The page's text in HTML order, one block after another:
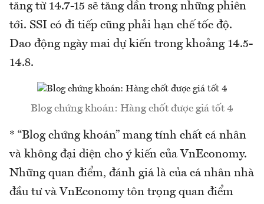
tăng từ 14.7-15 sẽ tăng dần trong những phiên
tới. SSI có đi tiếp cũng phải hạn chế tốc độ.
Dao động ngày mai dự kiến trong khoảng 14.5-
14.8.
Blog chứng khoán: Hàng chốt được giá tốt 4
* “Blog chứng khoán” mang tính chất cá nhân
và không đại diện cho ý kiến của VnEconomy.
Những quan điểm, đánh giá là của cá nhân nhà
đầu tư và VnEconomy tôn trọng quan điểm